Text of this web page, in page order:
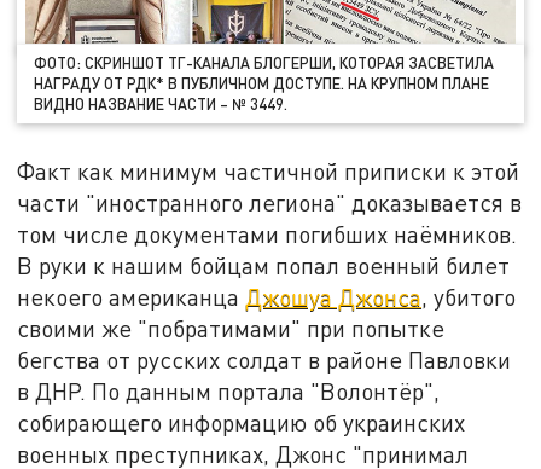
ФОТО: СКРИНШОТ ТГ-КАНАЛА БЛОГЕРШИ, КОТОРАЯ ЗАСВЕТИЛА
НАГРАДУ ОТ РДК* В ПУБЛИЧНОМ ДОСТУПЕ. НА КРУПНОМ ПЛАНЕ
ВИДНО НАЗВАНИЕ ЧАСТИ – № 3449.
Факт как минимум частичной приписки к этой
части "иностранного легиона" доказывается в
том числе документами погибших наёмников.
В руки к нашим бойцам попал военный билет
некоего американца Джошуа Джонса, убитого
своими же "побратимами" при попытке
бегства от русских солдат в районе Павловки
в ДНР. По данным портала "Волонтёр",
собирающего информацию об украинских
военных преступниках, Джонс "принимал